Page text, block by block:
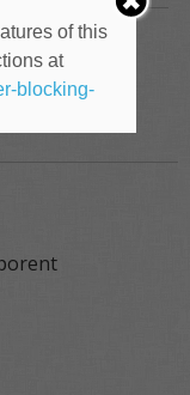
of this
at
blocking-